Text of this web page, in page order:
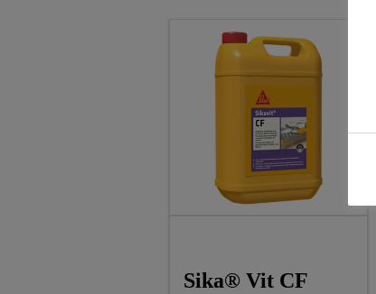
Sika® Vit CF